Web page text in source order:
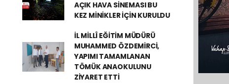
AÇIK HAVA SİNEMASI BU
KEZ MİNİKLER İÇİN KURULDU
İL MİLLÎ EĞİTİM MÜDÜRÜ
MUHAMMED ÖZDEMİRCİ,
YAPIMI TAMAMLANAN
TÖMÜK ANAOKULUNU
ZİYARET ETTİ